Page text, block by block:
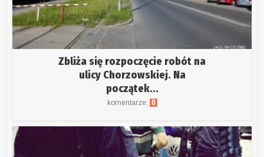
Zbliża się rozpoczęcie robót na
ulicy Chorzowskiej. Na
początek...
komentarze: 6